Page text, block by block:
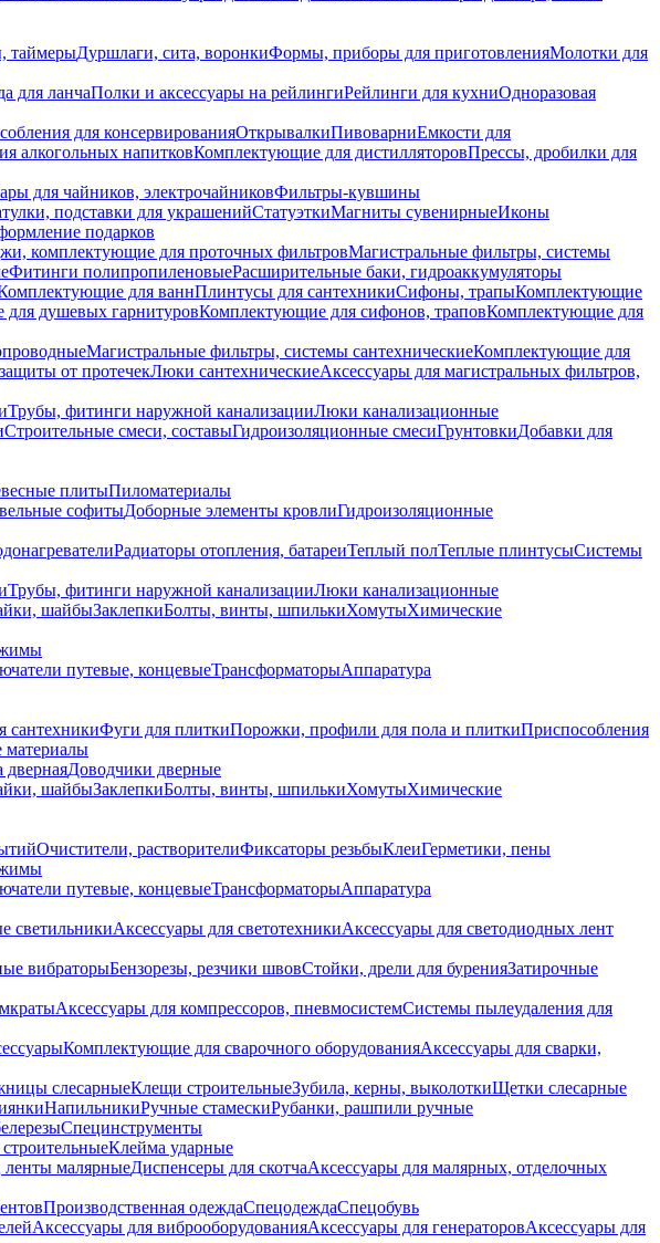
таймерыДуршлаги, сита, воронкиФормы, приборы для приготовленияМолотки для
для ланчаПолки и аксессуары на рейлингиРейлинги для кухниОдноразовая
для консервированияОткрывалкиПивоварниЕмкости для
алкогольных напитковКомплектующие для дистилляторовПрессы, дробилки для
для чайников, электрочайниковФильтры-кувшины
подставки для украшенийСтатуэткиМагниты сувенирныеИконы
подарков
комплектующие для проточных фильтровМагистральные фильтры, системы
Фитинги полипропиленовыеРасширительные баки, гидроаккумуляторы
для ваннПлинтусы для сантехникиСифоны, трапыКомплектующие
душевых гарнитуровКомплектующие для сифонов, траповКомплектующие для
Магистральные фильтры, системы сантехническиеКомплектующие для
от протечекЛюки сантехническиеАксессуары для магистральных фильтров,
Трубы, фитинги наружной канализацииЛюки канализационные
Строительные смеси, составыГидроизоляционные смесиГрунтовкиДобавки для
плитыПиломатериалы
софитыДоборные элементы кровлиГидроизоляционные
Радиаторы отопления, батареиТеплый полТеплые плинтусыСистемы
Трубы, фитинги наружной канализацииЛюки канализационные
шайбыЗаклепкиБолты, винты, шпилькиХомутыХимические
путевые, концевыеТрансформаторыАппаратура
сантехникиФуги для плиткиПорожки, профили для пола и плиткиПриспособления
материалы
Доводчики дверные
шайбыЗаклепкиБолты, винты, шпилькиХомутыХимические
Очистители, растворителиФиксаторы резьбыКлеиГерметики, пены
путевые, концевыеТрансформаторыАппаратура
светильникиАксессуары для светотехникиАксессуары для светодиодных лент
вибраторыБензорезы, резчики швовСтойки, дрели для буренияЗатирочные
Аксессуары для компрессоров, пневмосистемСистемы пылеудаления для
Комплектующие для сварочного оборудованияАксессуары для сварки,
слесарныеКлещи строительныеЗубила, керны, выколоткиЩетки слесарные
НапильникиРучные стамескиРубанки, рашпили ручные
Специнструменты
Клейма ударные
ленты малярныеДиспенсеры для скотчаАксессуары для малярных, отделочных
Производственная одеждаСпецодеждаСпецобувь
Аксессуары для виброоборудованияАксессуары для генераторовАксессуары для